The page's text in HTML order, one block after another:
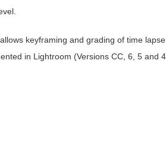
keyframing and grading of time
in Lightroom (Versions CC, 6, 5 and